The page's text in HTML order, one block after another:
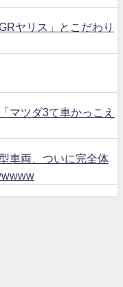
ヤリス」とこだわり
マツダ3て車かっこえ
車両、ついに完全体